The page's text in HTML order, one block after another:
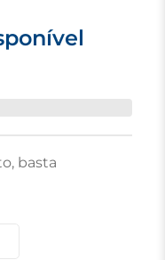
basta